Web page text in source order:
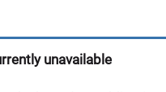
unavailable